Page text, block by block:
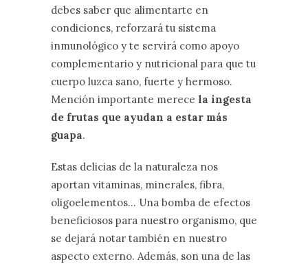
debes saber que alimentarte en
condiciones, reforzará tu sistema
inmunológico y te servirá como apoyo
complementario y nutricional para que tu
cuerpo luzca sano, fuerte y hermoso.
Mención importante merece la ingesta
de frutas que ayudan a estar más
guapa.
Estas delicias de la naturaleza nos
aportan vitaminas, minerales, fibra,
oligoelementos… Una bomba de efectos
beneficiosos para nuestro organismo, que
se dejará notar también en nuestro
aspecto externo. Además, son una de las